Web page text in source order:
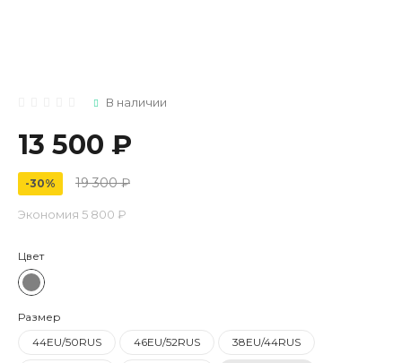
В наличии
13 500 ₽
-30% 19 300 ₽
Экономия 5 800 ₽
Цвет
Размер
44EU/50RUS
46EU/52RUS 38EU/44RUS